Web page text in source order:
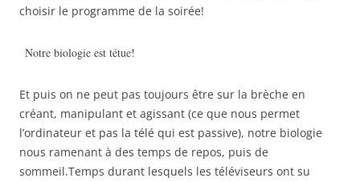
choisir le programme de la soirée!
Notre biologie est tétue!
Et puis on ne peut pas toujours être sur la brèche en
créant, manipulant et agissant (ce que nous permet
l’ordinateur et pas la télé qui est passive), notre biologie
nous ramenant à des temps de repos, puis de
sommeil.Temps durant lesquels les téléviseurs ont su